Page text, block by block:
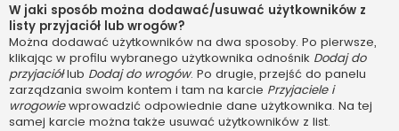
W jaki sposób można dodawać/usuwać użytkowników z
listy przyjaciół lub wrogów?
Można dodawać użytkowników na dwa sposoby. Po pierwsze,
klikając w profilu wybranego użytkownika odnośnik Dodaj do
przyjaciółlub Dodaj do wrogów. Po drugie, przejść do panelu
zarządzania swoim kontem i tam na karcie Przyjaciele i
wrogowiewprowadzić odpowiednie dane użytkownika. Na tej
samej karcie można także usuwać użytkowników z list.